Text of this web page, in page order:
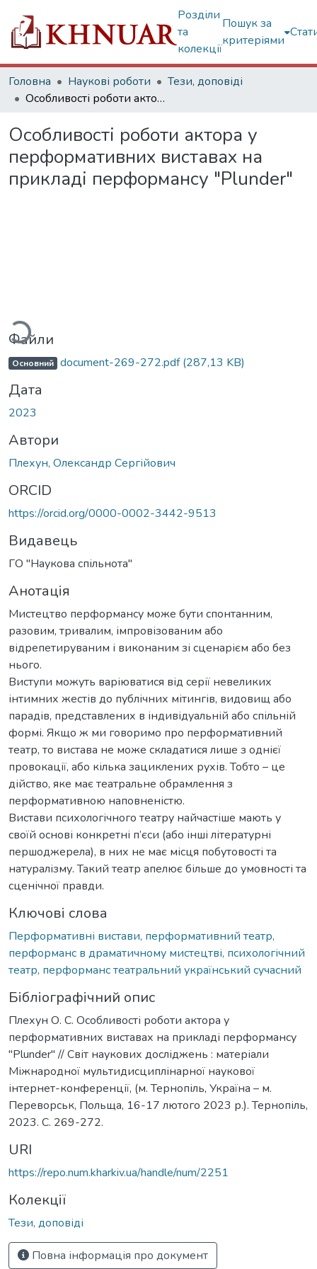
Розділи
та
колекції
Пошук за
критеріями
Головна Наукові роботи
Тези, доповіді
Особливості роботи актора у перформативних виставах на прикладі перформансу "Plunder"
Особливості роботи актора у
перформативних виставах на
прикладі перформансу "Plunder"
Файли
Основний document-269-272.pdf(287,13 KB)
Дата
2023
Автори
Плехун, Олександр Сергійович
ORCID
https://orcid.org/0000-0002-3442-9513
Видавець
ГО "Наукова спільнота"
Анотація
Мистецтво перформансу може бути спонтанним,
разовим, тривалим, імпровізованим або
відрепетируваним і виконаним зі сценарієм або без
нього.
Виступи можуть варіюватися від серії невеликих
інтимних жестів до публічних мітингів, видовищ або
парадів, представлених в індивідуальній або спільній
формі. Якщо ж ми говоримо про перформативний
театр, то вистава не може складатися лише з однієї
провокації, або кілька зациклених рухів. Тобто – це
дійство, яке має театральне обрамлення з
перформативною наповненістю.
Вистави психологічного театру найчастіше мають у
своїй основі конкретні п’єси (або інші літературні
першоджерела), в них не має місця побутовості та
натуралізму. Такий театр апелює більше до умовності та
сценічної правди.
Ключові слова
Перформативні вистави, перформативний театр,
перформанс в драматичному мистецтві, психологічний
театр, перформанс театральний український сучасний
Бібліографічний опис
Плехун О. С. Особливості роботи актора у
перформативних виставах на прикладі перформансу
"Plunder" // Світ наукових досліджень : матеріали
Міжнародної мультидисциплінарної наукової
інтернет-конференції, (м. Тернопіль, Україна – м.
Переворськ, Польща, 16-17 лютого 2023 р.). Тернопіль,
2023. С. 269-272.
URI
https://repo.num.kharkiv.ua/handle/num/2251
Колекції
Тези, доповіді
Повна інформація про документ